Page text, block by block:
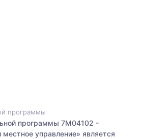
программы
программы 7М04102 -
местное управление» является